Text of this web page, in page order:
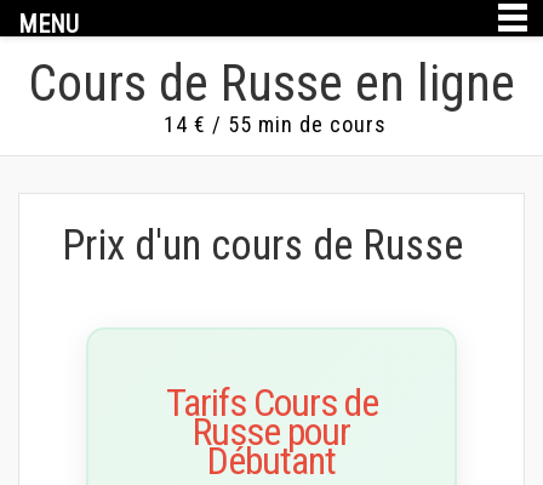
MENU
Cours de Russe en ligne
14 € / 55 min de cours
Prix d'un cours de Russe
Tarifs Cours de
Russe pour
Débutant